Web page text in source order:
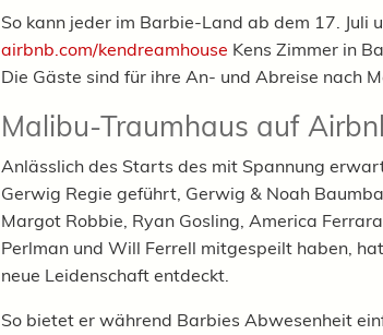
So kann jeder im Barbie-Land ab dem 17. Juli
airbnb.com/kendreamhouse Kens Zimmer in
Die Gäste sind für ihre An- und Abreise nach
Malibu-Traumhaus auf
Anlässlich des Starts des mit Spannung
Gerwig Regie geführt, Gerwig & Noah
Margot Robbie, Ryan Gosling, America
Perlman und Will Ferrell mitgespeilt haben,
neue Leidenschaft entdeckt.
So bietet er während Barbies Abwesenheit